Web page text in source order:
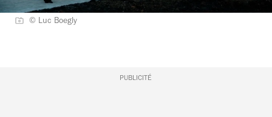
© Luc Boegly
PUBLICITÉ